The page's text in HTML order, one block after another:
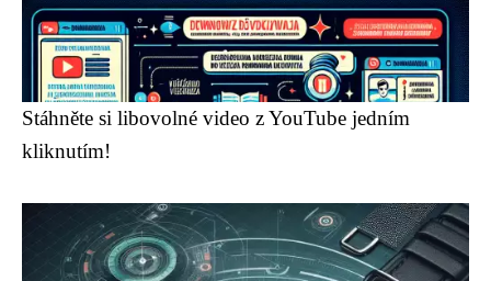
Stáhněte si libovolné video z YouTube jedním
kliknutím!